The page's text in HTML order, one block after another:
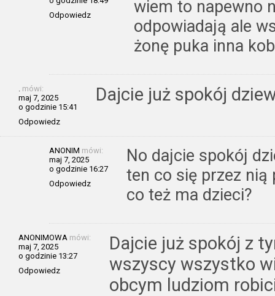
Odpowiedz
wiem to napewno
odpowiadają ale
żonę puka inna
mówi:
maj 7, 2025
o godzinie 15:41
Odpowiedz
Dajcie już spokój
ANONIM mówi:
maj 7, 2025
o godzinie 16:27
Odpowiedz
No dajcie spokój
ten co się przez nią
co też ma dzieci?
ANONIMOWA mówi:
maj 7, 2025
o godzinie 13:27
Odpowiedz
Dajcie już spokój z
wszyscy wszystko
obcym ludziom